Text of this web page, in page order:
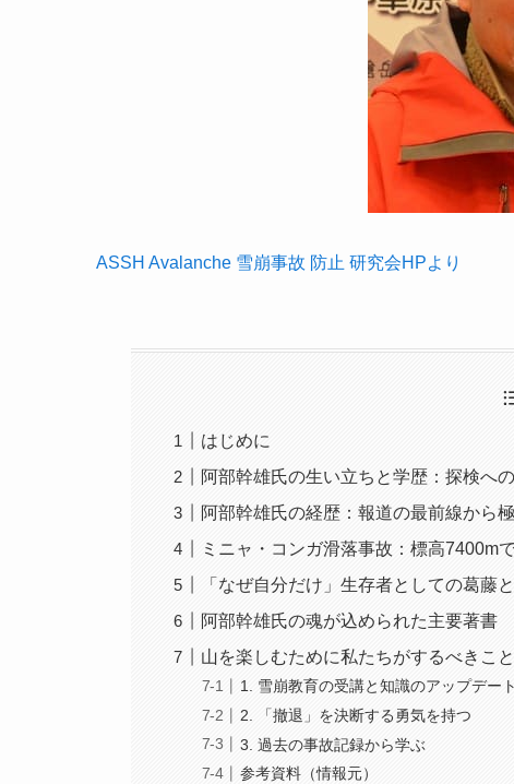
ASSH Avalanche 雪崩事故 防止 研究会HPより
はじめに
阿部幹雄氏の生い立ちと学歴：探検へ
阿部幹雄氏の経歴：報道の最前線から
ミニャ・コンガ滑落事故：標高7400m
「なぜ自分だけ」生存者としての葛藤
阿部幹雄氏の魂が込められた主要著書
山を楽しむために私たちがするべきこと
1. 雪崩教育の受講と知識のアップデート
2. 「撤退」を決断する勇気を持つ
3. 過去の事故記録から学ぶ
参考資料（情報元）